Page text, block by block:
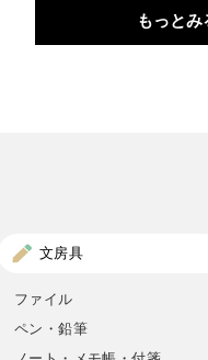
もっとみ
文房具
ファイル
ペン・鉛筆